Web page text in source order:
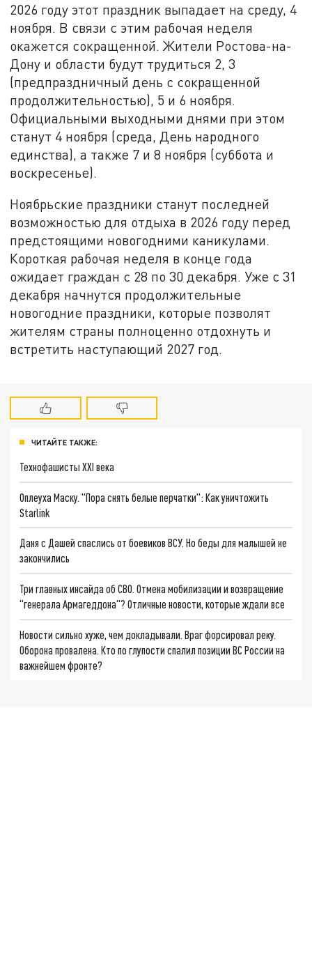
2026 году этот праздник выпадает на среду, 4
ноября. В связи с этим рабочая неделя
окажется сокращенной. Жители Ростова-на-
Дону и области будут трудиться 2, 3
(предпраздничный день с сокращенной
продолжительностью), 5 и 6 ноября.
Официальными выходными днями при этом
станут 4 ноября (среда, День народного
единства), а также 7 и 8 ноября (суббота и
воскресенье).
Ноябрьские праздники станут последней
возможностью для отдыха в 2026 году перед
предстоящими новогодними каникулами.
Короткая рабочая неделя в конце года
ожидает граждан с 28 по 30 декабря. Уже с 31
декабря начнутся продолжительные
новогодние праздники, которые позволят
жителям страны полноценно отдохнуть и
встретить наступающий 2027 год.
ЧИТАЙТЕ ТАКЖЕ:
Технофашисты XXI века
Оплеуха Маску. "Пора снять белые перчатки": Как уничтожить
Starlink
Даня с Дашей спаслись от боевиков ВСУ. Но беды для малышей не
закончились
Три главных инсайда об СВО. Отмена мобилизации и возвращение
"генерала Армагеддона"? Отличные новости, которые ждали все
Новости сильно хуже, чем докладывали. Враг форсировал реку.
Оборона провалена. Кто по глупости спалил позиции ВС России на
важнейшем фронте?